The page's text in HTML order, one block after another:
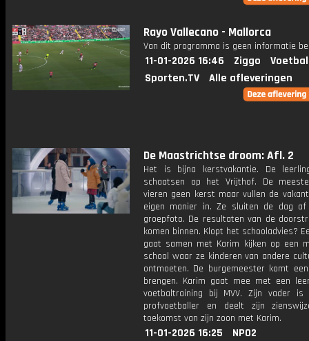
Rayo Vallecano - Mallorca
Van dit programma is geen informatie
11-01-2026 16:46 Ziggo
Sporten.TV
Alle afleveringen
De Maastrichtse droom: Afl. 2
Het is bijna kerstvakantie. De
schaatsen op het Vrijthof. De
vieren geen kerst maar vullen de
eigen manier in. Ze sluiten de dag
groepfoto. De resultaten van de
komen binnen. Klopt het schooladvies?
gaat samen met Karim kijken op een
school waar ze kinderen van andere
ontmoeten. De burgemeester komt
brengen. Karim gaat mee met een
voetbaltraining bij MVV. Zijn vader is
profvoetballer en deelt zijn
toekomst van zijn zoon met Karim.
11-01-2026 16:25
NPO2